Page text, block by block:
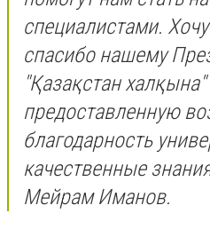
специалистами.
спасибо нашему
"Қазақстан халқына"
предоставленную
благодарность
качественные
Мейрам Иманов.